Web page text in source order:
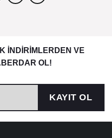
İNDİRİMLERDEN VE
OL!
KAYIT OL